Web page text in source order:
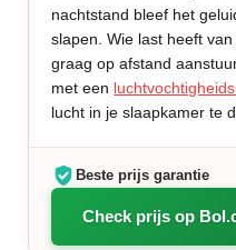
nachtstand bleef het
slapen. Wie last heeft
graag op afstand
met een
lucht in je slaapkamer te
Beste prijs garantie
Check prijs op